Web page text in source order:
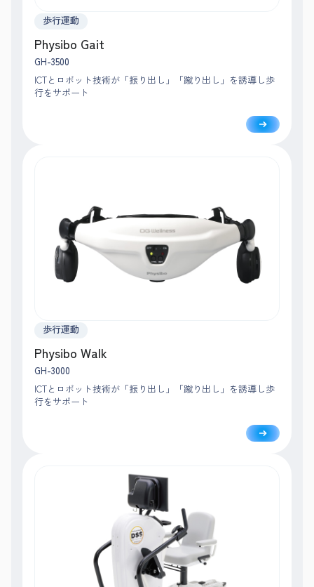
歩行運動
Physibo Gait
GH-3500
ICTとロボット技術が「振り出し」「蹴り出し」を誘導し歩
行をサポート
歩行運動
Physibo Walk
GH-3000
ICTとロボット技術が「振り出し」「蹴り出し」を誘導し歩
行をサポート